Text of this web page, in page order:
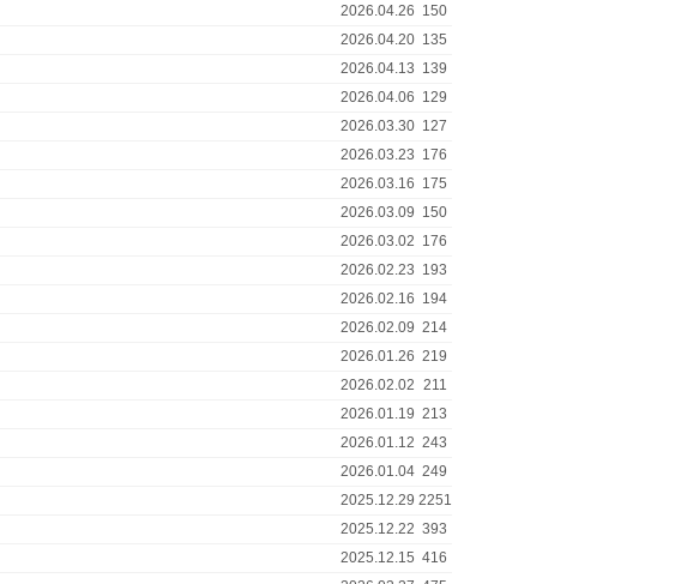
2026.04.26 150
2026.04.20 135
2026.04.13 139
2026.04.06 129
2026.03.30 127
2026.03.23 176
2026.03.16 175
2026.03.09 150
2026.03.02 176
2026.02.23 193
2026.02.16 194
2026.02.09 214
2026.01.26 219
2026.02.02 211
2026.01.19 213
2026.01.12 243
2026.01.04 249
2025.12.29 2251
2025.12.22 393
2025.12.15 416